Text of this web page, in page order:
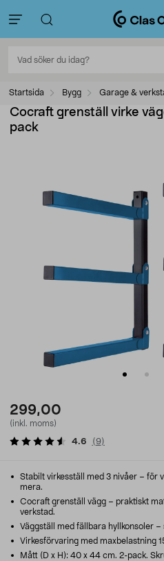
Startsida Bygg Garage &
Cocraft grenställ virke
pack
299,00
(inkl. moms)
4.6 (9)
Stabilt virkesställ med 3 nivåer – för
mera.
Cocraft grenställ vägg – praktiskt
verkstad.
Väggställ med fällbara hyllkonsoler
Virkesförvaring med maxbelastning
Mått (D x H): 40 x 44 cm. 2-pack.